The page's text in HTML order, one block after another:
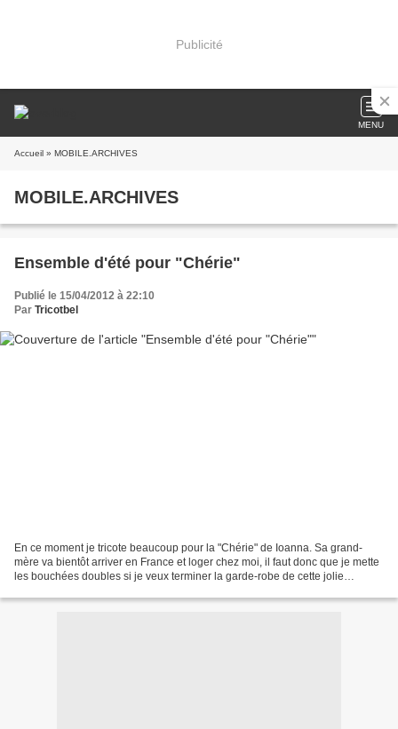
Publicité
MENU
Accueil » MOBILE.ARCHIVES
MOBILE.ARCHIVES
Ensemble d'été pour "Chérie"
Publié le 15/04/2012 à 22:10
Par Tricotbel
En ce moment je tricote beaucoup pour la "Chérie" de Ioanna. Sa grand-
mère va bientôt arriver en France et loger chez moi, il faut donc que je mette
les bouchées doubles si je veux terminer la garde-robe de cette jolie